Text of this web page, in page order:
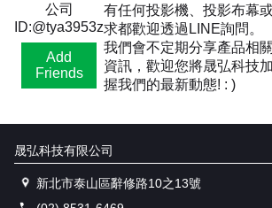
公司
ID:@tya3953z
Add
Friends
有任何投影機、投影布幕
求都歡迎透過LINE詢問。
我們會不定期分享產品相
資訊，歡迎您將晟弘科技
握我們的最新動態! : )
晟弘科技有限公司
新北市泰山區辭修路10之13號